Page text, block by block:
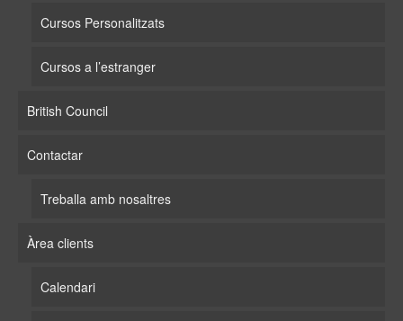
Cursos Personalitzats
Cursos a l’estranger
British Council
Contactar
Treballa amb nosaltres
Àrea clients
Calendari